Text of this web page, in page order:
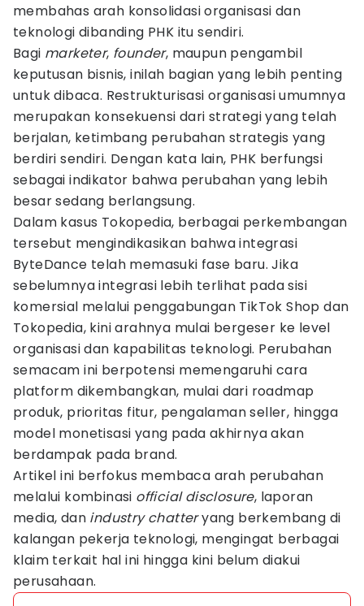
membahas arah konsolidasi organisasi dan
teknologi dibanding PHK itu sendiri.
Bagi marketer, founder, maupun pengambil
keputusan bisnis, inilah bagian yang lebih penting
untuk dibaca. Restrukturisasi organisasi umumnya
merupakan konsekuensi dari strategi yang telah
berjalan, ketimbang perubahan strategis yang
berdiri sendiri. Dengan kata lain, PHK berfungsi
sebagai indikator bahwa perubahan yang lebih
besar sedang berlangsung.
Dalam kasus Tokopedia, berbagai perkembangan
tersebut mengindikasikan bahwa integrasi
ByteDance telah memasuki fase baru. Jika
sebelumnya integrasi lebih terlihat pada sisi
komersial melalui penggabungan TikTok Shop dan
Tokopedia, kini arahnya mulai bergeser ke level
organisasi dan kapabilitas teknologi. Perubahan
semacam ini berpotensi memengaruhi cara
platform dikembangkan, mulai dari roadmap
produk, prioritas fitur, pengalaman seller, hingga
model monetisasi yang pada akhirnya akan
berdampak pada brand.
Artikel ini berfokus membaca arah perubahan
melalui kombinasi official disclosure, laporan
media, dan industry chatteryang berkembang di
kalangan pekerja teknologi, mengingat berbagai
klaim terkait hal ini hingga kini belum diakui
perusahaan.